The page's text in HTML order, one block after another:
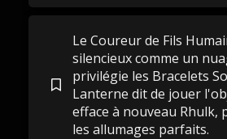
Le Coureur de Fils
silencieux comme un
privilégie les Bracelets
Lanterne dit de jouer
efface à nouveau Rhulk,
les allumages parfaits.